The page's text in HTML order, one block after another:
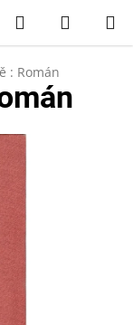
Hledat
KOŠÍK
: Román